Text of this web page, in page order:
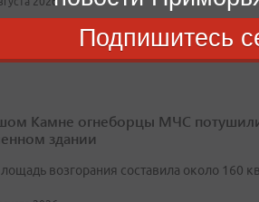
Камне огнеборцы МЧС
здании
возгорания составила около 160
Подпишитесь